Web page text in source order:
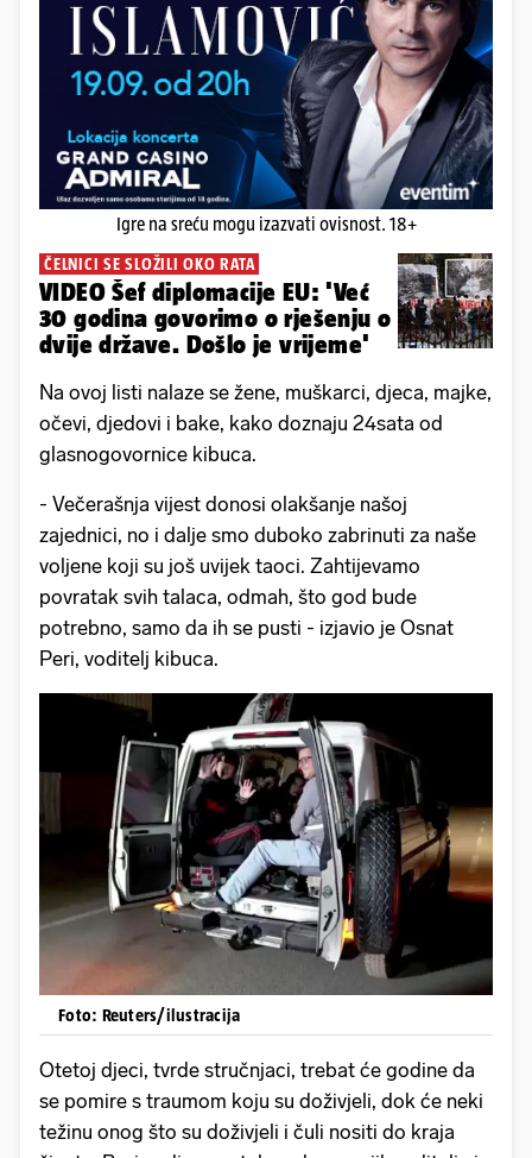
Igre na sreću mogu izazvati ovisnost. 18+
ČELNICI SE SLOŽILI OKO RATA
VIDEO Šef diplomacije EU: 'Već
30 godina govorimo o rješenju o
dvije države. Došlo je vrijeme'
Na ovoj listi nalaze se žene, muškarci, djeca, majke,
očevi, djedovi i bake, kako doznaju 24sata od
glasnogovornice kibuca.
- Večerašnja vijest donosi olakšanje našoj
zajednici, no i dalje smo duboko zabrinuti za naše
voljene koji su još uvijek taoci. Zahtijevamo
povratak svih talaca, odmah, što god bude
potrebno, samo da ih se pusti - izjavio je Osnat
Peri, voditelj kibuca.
Foto: Reuters/ilustracija
Otetoj djeci, tvrde stručnjaci, trebat će godine da
se pomire s traumom koju su doživjeli, dok će neki
težinu onog što su doživjeli i čuli nositi do kraja